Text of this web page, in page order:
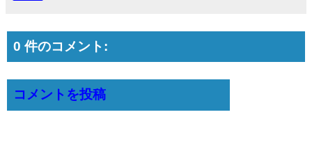
0 件のコメント:
コメントを投稿